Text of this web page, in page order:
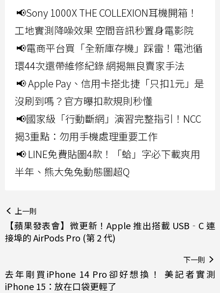
📢Sony 1000X THE COLLEXION耳機開箱！
工地實測降噪效果 空間音訊秒置身電影院
📢電商平台買「全新庫存機」踩雷！電池循
環44次還帶維修紀錄 網揭無良賣家手法
📢 Apple Pay、信用卡搭北捷「只扣1元」是
沒刷到嗎？官方曝扣款規則秒懂
📢國家級「行動斷網」演習完整指引！NCC
揭3重點：勿用手機處理重要工作
📢 LINE免費貼圖4款！「蛤」字必下載爽用
半年、熊大兔兔動態圖超Q
上一則
【蘋果發表會】微更新！Apple 推出搭載 USB‐C 連
接埠的 AirPods Pro (第 2 代)
下一則
去年剛買iPhone 14 Pro卻好想換！ 美記者實測
iPhone 15：放在口袋更輕了